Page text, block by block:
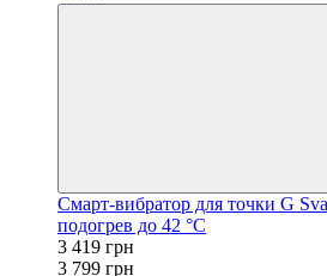
Смарт-вибратор для точки G
подогрев до 42 °С
3 419 грн
3 799 грн